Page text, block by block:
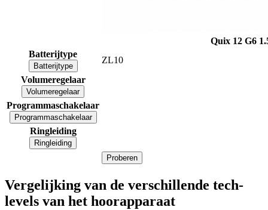
Quix 12 G6
Batterijtype
Batterijtype
ZL10
Volumeregelaar
Volumeregelaar
Programmaschakelaar
Programmaschakelaar
Ringleiding
Ringleiding
Proberen
Vergelijking van de verschillende tech-
levels van het hoorapparaat